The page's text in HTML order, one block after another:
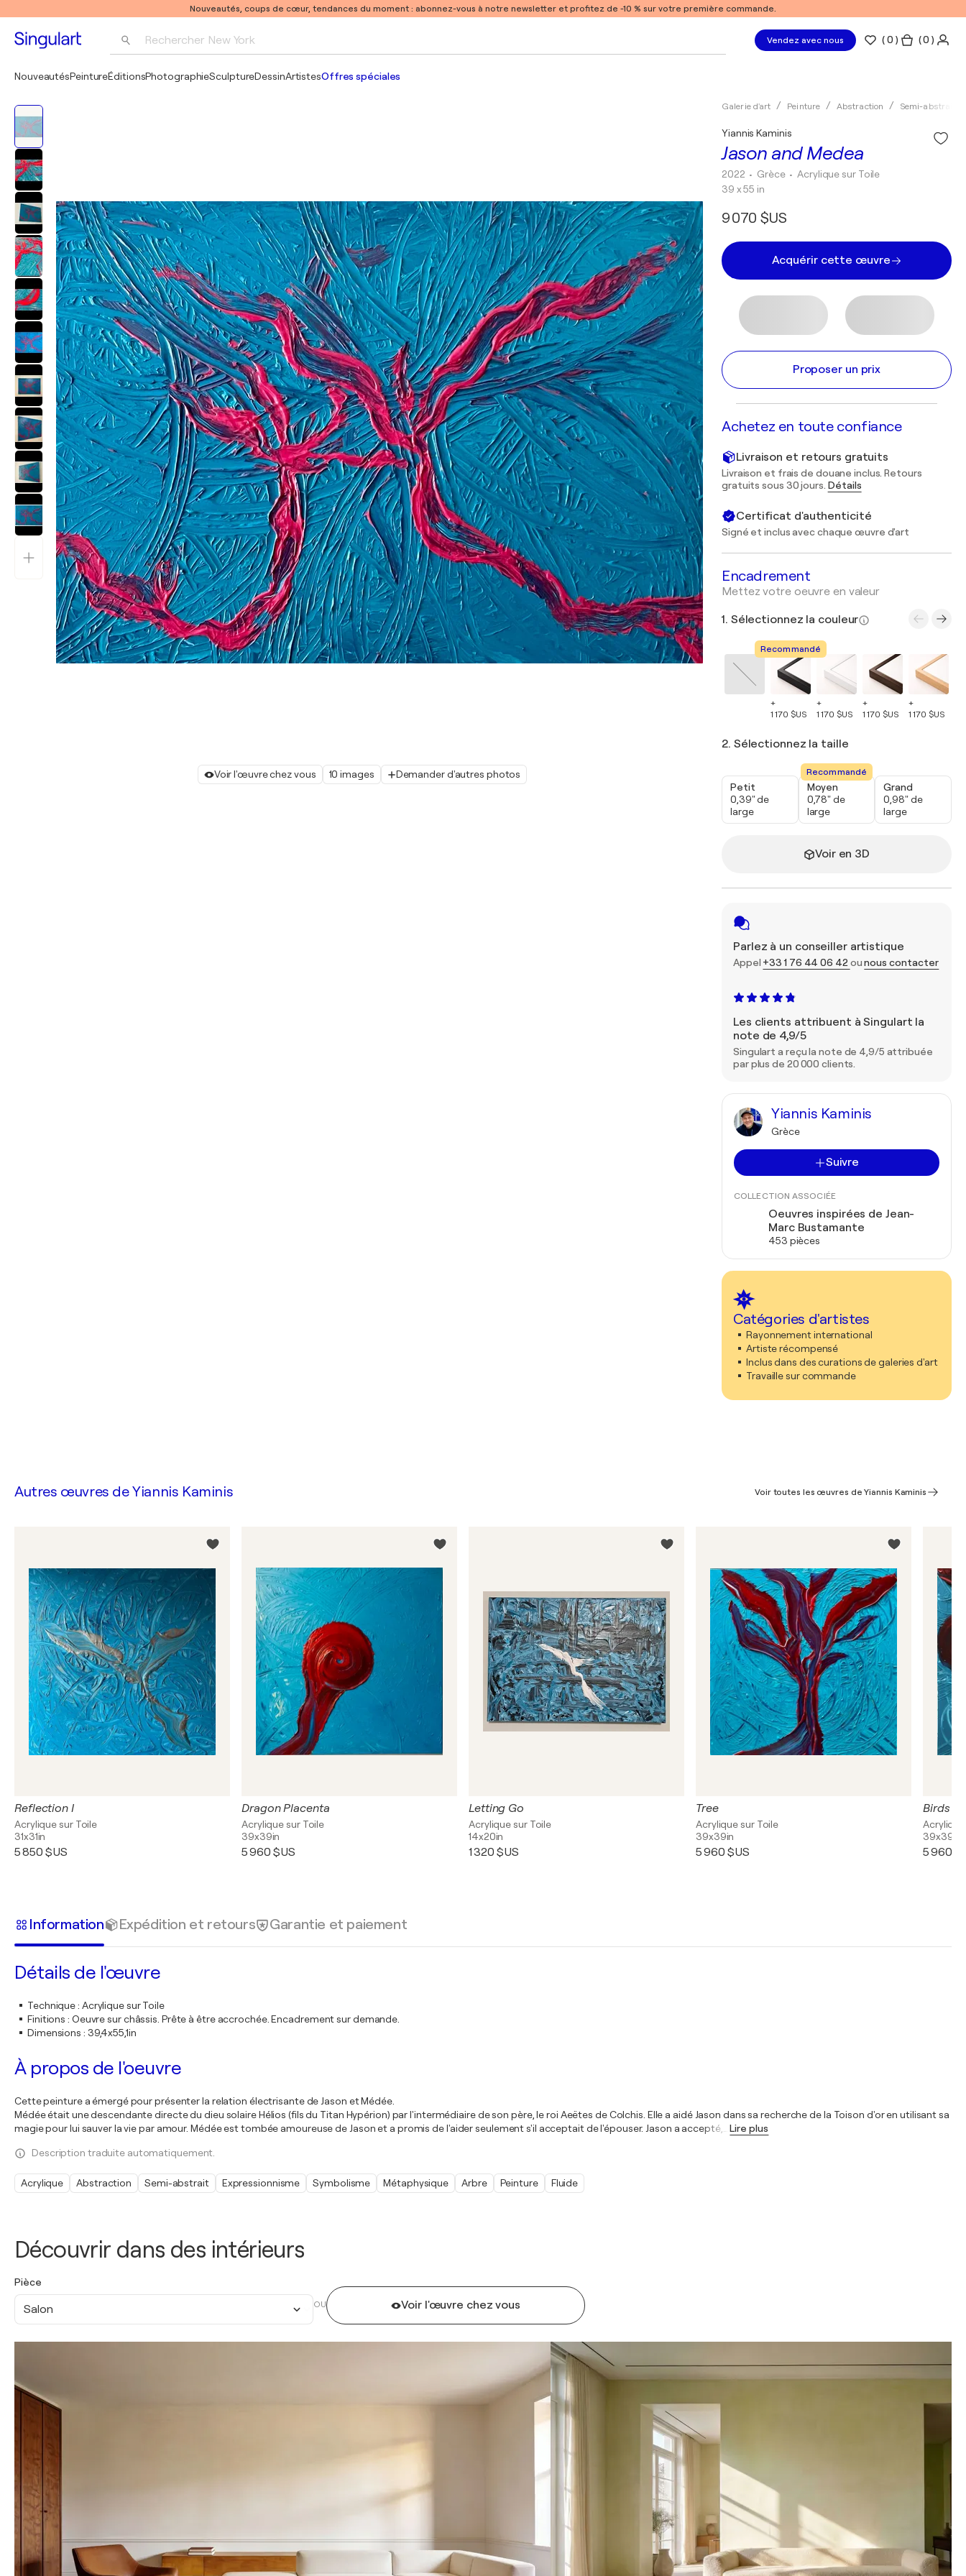
Nouveautés, coups de cœur, tendances du moment : abonnez-vous à notre newsletter et profitez de -10 % sur votre première commande.
Rechercher New York Vendez avec nous (0 ) ( 0 )
NouveautésPeintureÉditionsPhotographieSculptureDessinArtistesOffres spéciales
Voir l'œuvre chez vous 10 images Demander d'autres photos
Galerie d'art Peinture Abstraction Semi-abstrait
Jason and Medea
Yiannis Kaminis
2022 • Grèce •Acrylique sur Toile
39 x 55 in
9 070 $US
Acquérir cette œuvre
Proposer un prix
Achetez en toute confiance
Livraison et retours gratuits
Livraison et frais de douane inclus. Retours
gratuits sous 30 jours. Détails
Certificat d'authenticité
Signé et inclus avec chaque œuvre d'art
Encadrement
Mettez votre oeuvre en valeur
1. Sélectionnez la couleur
Recommandé
+
1 170 $US
+
1 170 $US
+
1 170 $US
+
1 170 $US
2. Sélectionnez la taille
Petit
0,39" de
large
Recommandé
Moyen
0,78" de
large
Grand
0,98" de
large
Voir en 3D
Parlez à un conseiller artistique
Appel +33 1 76 44 06 42 ounous contacter
Les clients attribuent à Singulart la
note de 4,9/5
Singulart a reçu la note de 4,9/5 attribuée
par plus de 20 000 clients.
Yiannis Kaminis
Grèce
Suivre
COLLECTION ASSOCIÉE
Oeuvres inspirées de Jean-
Marc Bustamante
453 pièces
Catégories d'artistes
Rayonnement international
Artiste récompensé
Inclus dans des curations de galeries d'art
Travaille sur commande
Découvrir dans des intérieurs
Pièce
Salon OU Voir l'œuvre chez vous
Autres œuvres deYiannis Kaminis Voir toutes les œuvres de Yiannis Kaminis
Reflection I
Acrylique sur Toile
31x31in
5 850 $US
Dragon Placenta
Acrylique sur Toile
39x39in
5 960 $US
Letting Go
Acrylique sur Toile
14x20in
1 320 $US
Tree
Acrylique sur Toile
39x39in
5 960 $US
Birds
39x39in
5 960
Information Expédition et retours Garantie et paiement
Détails de l'œuvre
Technique: Acrylique sur Toile
Finitions : Oeuvre sur châssis. Prête à être accrochée. Encadrement sur demande.
Dimensions : 39,4x55,1in
À propos de l'oeuvre
Cette peinture a émergé pour présenter la relation électrisante de Jason et Médée.
Médée était une descendante directe du dieu solaire Hélios (fils du Titan Hypérion) par l'intermédiaire de son père, le roi Aeëtes de Colchis. Elle a aidé Jason dans sa recherche de la Toison d'or en utilisant sa
magie pour lui sauver la vie par amour. Médée est tombée amoureuse de Jason et a promis de l'aider seulement s'il acceptait de l'épouser. Jason a accepté,
Lire plus
Description traduite automatiquement.
Acrylique Abstraction Semi-abstrait Expressionnisme Symbolisme Métaphysique Arbre Peinture Fluide